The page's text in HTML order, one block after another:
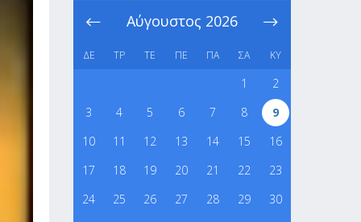
Αύγουστος 2026
ΔΕ ΤΡ ΤΕ ΠΕ ΠΑ ΣΑ ΚΥ
1
2
3
4 5 6 7 8
9
10
11 12 13 14 15
16
17
18 19 20 21 22
23
24
25 26 27 28 29
30